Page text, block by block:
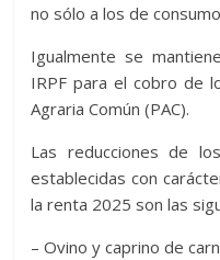
no sólo a los de
Igualmente se
IRPF para el cobro de
Agraria Común (PAC).
Las reducciones de
establecidas con
la renta 2025 son las
– Ovino y caprino de